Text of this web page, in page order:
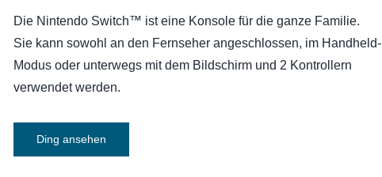
Die Nintendo Switch™ ist eine Konsole für die ganze Familie.
Sie kann sowohl an den Fernseher angeschlossen, im Handheld-
Modus oder unterwegs mit dem Bildschirm und 2 Kontrollern
verwendet werden.
Ding ansehen